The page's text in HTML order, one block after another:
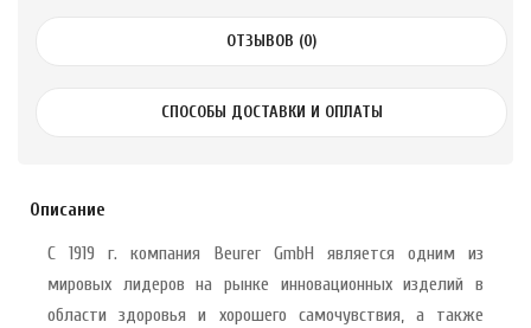
ОТЗЫВОВ (0)
СПОСОБЫ ДОСТАВКИ И ОПЛАТЫ
Описание
С 1919 г. компания Beurer GmbH является одним из
мировых лидеров на рынке инновационных изделий в
области здоровья и хорошего самочувствия, а также